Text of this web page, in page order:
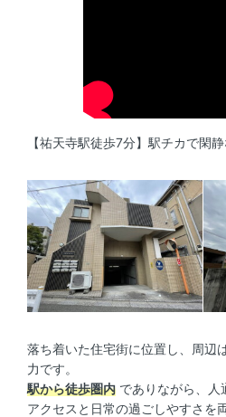
【祐天寺駅徒歩7分】駅チカで閑静
落ち着いた住宅街に位置し、周辺
力です。
駅から徒歩圏内 でありながら、人
アクセスと日常の過ごしやすさを